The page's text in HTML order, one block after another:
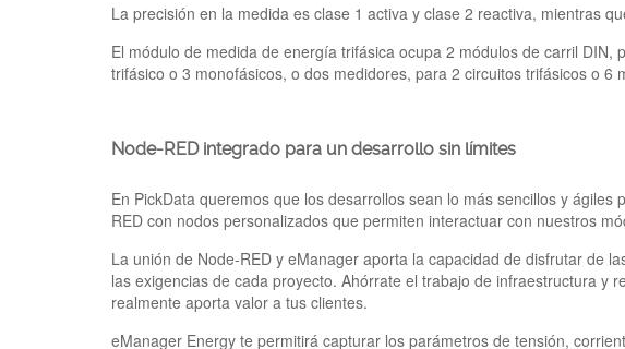
La precisión en la medida es clase 1 activa y clase 2 reactiva, mientras
El módulo de medida de energía trifásica ocupa 2 módulos de carril
trifásico o 3 monofásicos, o dos medidores, para 2 circuitos trifásicos o 6
Node-RED integrado para un desarrollo sin límites
En PickData queremos que los desarrollos sean lo más sencillos y
RED con nodos personalizados que permiten interactuar con nuestros
La unión de Node-RED y eManager aporta la capacidad de disfrutar de
las exigencias de cada proyecto. Ahórrate el trabajo de infraestructura y
realmente aporta valor a tus clientes.
eManager Energy te permitirá capturar los parámetros de tensión,